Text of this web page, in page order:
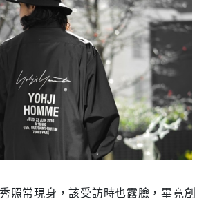
照常現身，該受訪時也露臉，畢竟創